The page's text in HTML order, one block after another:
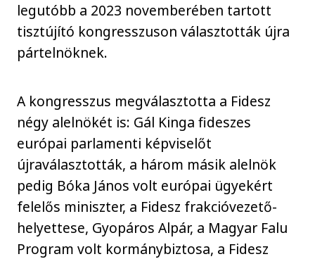
legutóbb a 2023 novemberében tartott
tisztújító kongresszuson választották újra
pártelnöknek.
A kongresszus megválasztotta a Fidesz
négy alelnökét is: Gál Kinga fideszes
európai parlamenti képviselőt
újraválasztották, a három másik alelnök
pedig Bóka János volt európai ügyekért
felelős miniszter, a Fidesz frakcióvezető-
helyettese, Gyopáros Alpár, a Magyar Falu
Program volt kormánybiztosa, a Fidesz